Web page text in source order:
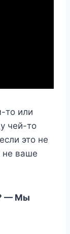
то или
чей-то
это не
не ваше
— Мы